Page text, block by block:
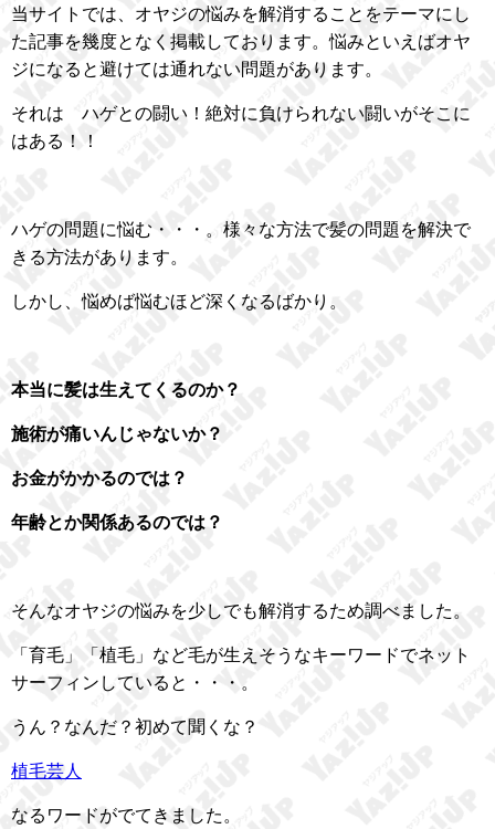
当サイトでは、オヤジの悩みを解消することをテーマにし
た記事を幾度となく掲載しております。悩みといえばオヤ
ジになると避けては通れない問題があります。
それは ハゲとの闘い！絶対に負けられない闘いがそこに
はある！！
ハゲの問題に悩む・・・。様々な方法で髪の問題を解決で
きる方法があります。
しかし、悩めば悩むほど深くなるばかり。
本当に髪は生えてくるのか？
施術が痛いんじゃないか？
お金がかかるのでは？
年齢とか関係あるのでは？
そんなオヤジの悩みを少しでも解消するため調べました。
「育毛」「植毛」など毛が生えそうなキーワードでネット
サーフィンしていると・・・。
うん？なんだ？初めて聞くな？
植毛芸人
なるワードがでてきました。